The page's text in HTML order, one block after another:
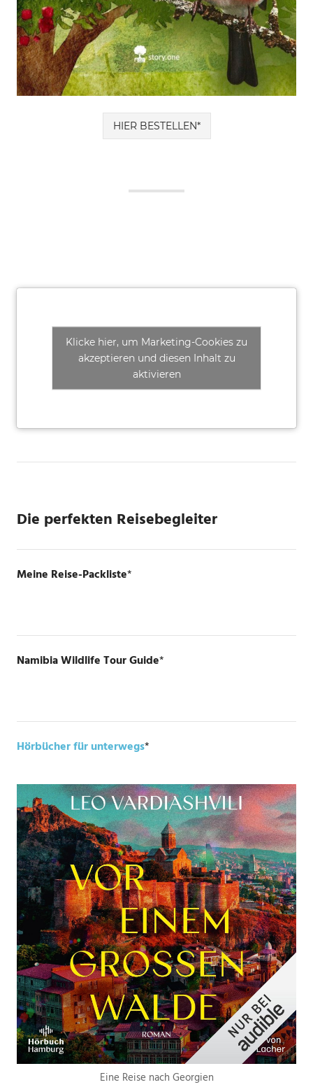
HIER BESTELLEN*
Klicke hier, um Marketing-Cookies zu
akzeptieren und diesen Inhalt zu
aktivieren
Die perfekten Reisebegleiter
Meine Reise-Packliste*
Namibia Wildlife Tour Guide*
Hörbücher für unterwegs*
Eine Reise nach Georgien